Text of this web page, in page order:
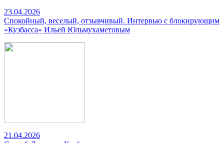
23.04.2026
Спокойный, веселый, отзывчивый. Интервью с блокирующим
«Кузбасса» Ильей Юльмухаметовым
21.04.2026